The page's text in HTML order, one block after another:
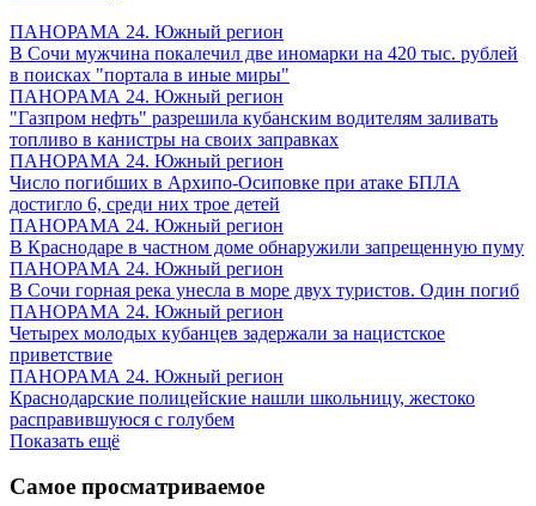
ПАНОРАМА 24. Южный регион
В Сочи мужчина покалечил две иномарки на 420 тыс. рублей
в поисках "портала в иные миры"
ПАНОРАМА 24. Южный регион
"Газпром нефть" разрешила кубанским водителям заливать
топливо в канистры на своих заправках
ПАНОРАМА 24. Южный регион
Число погибших в Архипо-Осиповке при атаке БПЛА
достигло 6, среди них трое детей
ПАНОРАМА 24. Южный регион
В Краснодаре в частном доме обнаружили запрещенную пуму
ПАНОРАМА 24. Южный регион
В Сочи горная река унесла в море двух туристов. Один погиб
ПАНОРАМА 24. Южный регион
Четырех молодых кубанцев задержали за нацистское
приветствие
ПАНОРАМА 24. Южный регион
Краснодарские полицейские нашли школьницу, жестоко
расправившуюся с голубем
Показать ещё
Самое просматриваемое